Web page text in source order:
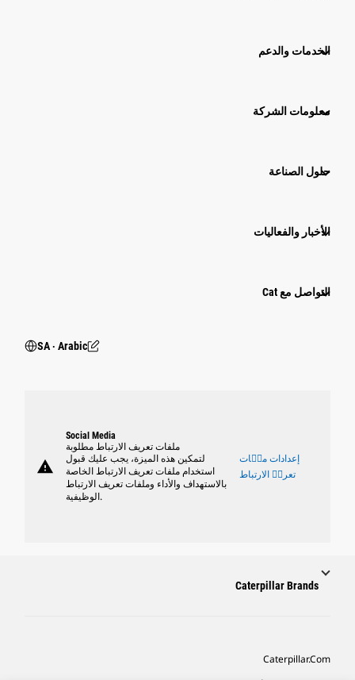
الخدمات والدعم
معلومات الشركة
حلول الصناعة
الأخبار والفعاليات
التواصل مع Cat
SA ‧ Arabic
warning
Social Media
ملفات تعريف الارتباط مطلوبة
لتمكين هذه الميزة، يجب عليك قبول
استخدام ملفات تعريف الارتباط الخاصة
بالاستهداف والأداء وملفات تعريف الارتباط
الوظيفية.
إعدادات ملٝات
تعريٝ الارتباط
Caterpillar Brands
Caterpillar.com